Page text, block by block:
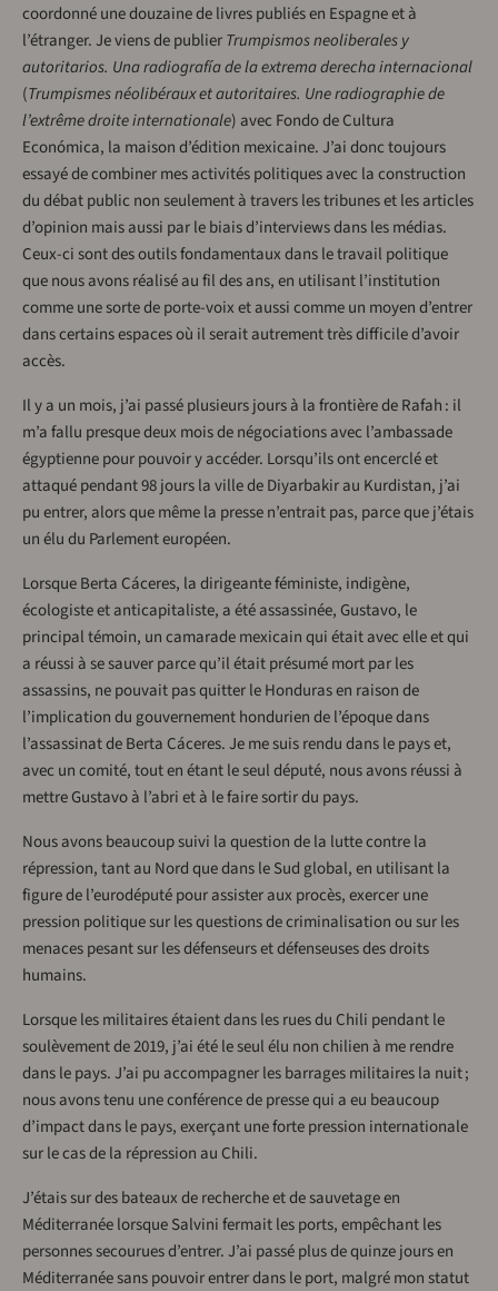
coordonné une douzaine de livres publiés en Espagne et à
l’étranger. Je viens de publierTrumpismos neoliberales y
autoritarios. Una radiografía de la extrema derecha internacional
(Trumpismes néolibéraux et autoritaires. Une radiographie de
l’extrême droite internationale) avec Fondo de Cultura
Económica, la maison d’édition mexicaine. J’ai donc toujours
essayé de combiner mes activités politiques avec la construction
du débat public non seulement à travers les tribunes et les articles
d’opinion mais aussi par le biais d’interviews dans les médias.
Ceux-ci sont des outils fondamentaux dans le travail politique
que nous avons réalisé au fil des ans, en utilisant l’institution
comme une sorte de porte-voix et aussi comme un moyen d’entrer
dans certains espaces où il serait autrement très difficile d’avoir
accès.
Il y a un mois, j’ai passé plusieurs jours à la frontière de Rafah : il
m’a fallu presque deux mois de négociations avec l’ambassade
égyptienne pour pouvoir y accéder. Lorsqu’ils ont encerclé et
attaqué pendant 98 jours la ville de Diyarbakir au Kurdistan, j’ai
pu entrer, alors que même la presse n’entrait pas, parce que j’étais
un élu du Parlement européen.
Lorsque Berta Cáceres, la dirigeante féministe, indigène,
écologiste et anticapitaliste, a été assassinée, Gustavo, le
principal témoin, un camarade mexicain qui était avec elle et qui
a réussi à se sauver parce qu’il était présumé mort par les
assassins, ne pouvait pas quitter le Honduras en raison de
l’implication du gouvernement hondurien de l’époque dans
l’assassinat de Berta Cáceres. Je me suis rendu dans le pays et,
avec un comité, tout en étant le seul député, nous avons réussi à
mettre Gustavo à l’abri et à le faire sortir du pays.
Nous avons beaucoup suivi la question de la lutte contre la
répression, tant au Nord que dans le Sud global, en utilisant la
figure de l’eurodéputé pour assister aux procès, exercer une
pression politique sur les questions de criminalisation ou sur les
menaces pesant sur les défenseurs et défenseuses des droits
humains.
Lorsque les militaires étaient dans les rues du Chili pendant le
soulèvement de 2019, j’ai été le seul élu non chilien à me rendre
dans le pays. J’ai pu accompagner les barrages militaires la nuit ;
nous avons tenu une conférence de presse qui a eu beaucoup
d’impact dans le pays, exerçant une forte pression internationale
sur le cas de la répression au Chili.
J’étais sur des bateaux de recherche et de sauvetage en
Méditerranée lorsque Salvini fermait les ports, empêchant les
personnes secourues d’entrer. J’ai passé plus de quinze jours en
Méditerranée sans pouvoir entrer dans le port, malgré mon statut